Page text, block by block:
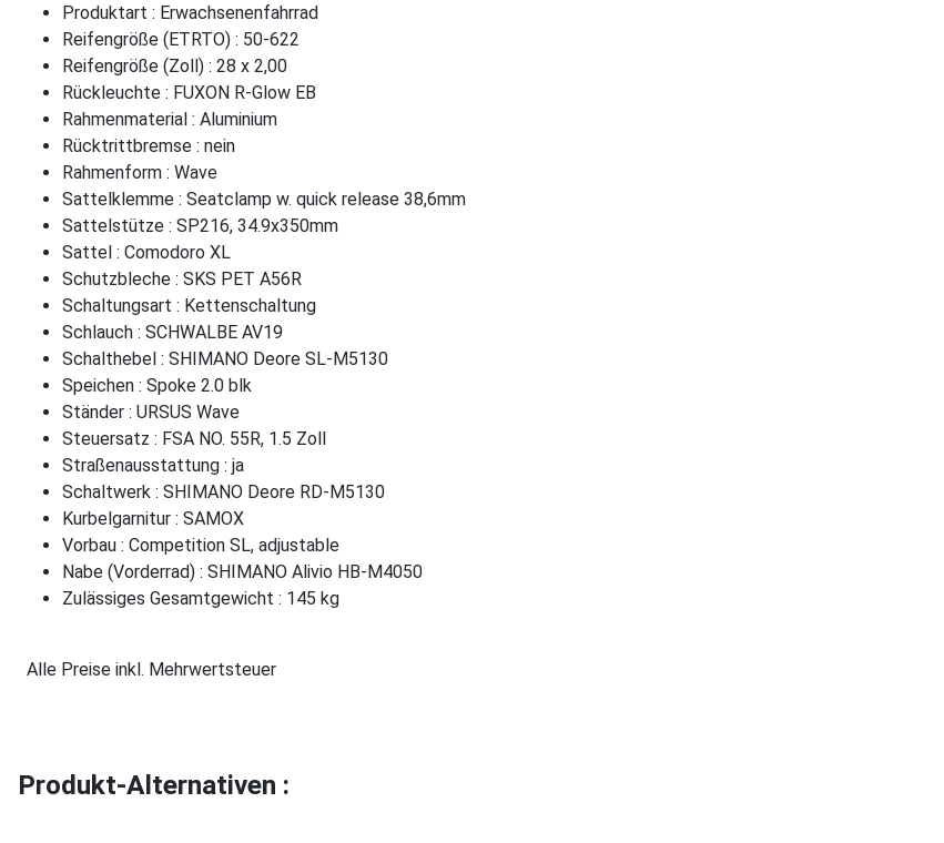
Produktart : Erwachsenenfahrrad
Reifengröße (ETRTO) : 50-622
Reifengröße (Zoll) : 28 x 2,00
Rückleuchte : FUXON R-Glow EB
Rahmenmaterial : Aluminium
Rücktrittbremse : nein
Rahmenform : Wave
Sattelklemme : Seatclamp w. quick release 38,6mm
Sattelstütze : SP216, 34.9x350mm
Sattel : Comodoro XL
Schutzbleche : SKS PET A56R
Schaltungsart : Kettenschaltung
Schlauch : SCHWALBE AV19
Schalthebel : SHIMANO Deore SL-M5130
Speichen : Spoke 2.0 blk
Ständer : URSUS Wave
Steuersatz : FSA NO. 55R, 1.5 Zoll
Straßenausstattung : ja
Schaltwerk : SHIMANO Deore RD-M5130
Kurbelgarnitur : SAMOX
Vorbau : Competition SL, adjustable
Nabe (Vorderrad) : SHIMANO Alivio HB-M4050
Zulässiges Gesamtgewicht : 145 kg
Alle Preise inkl. Mehrwertsteuer
Produkt-Alternativen :